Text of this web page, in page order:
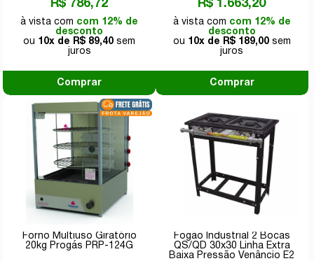
R$ 786,72
com 12% de
desconto
10x de
R$ 89,40
Comprar
R$ 1.663,20
com 12% de
desconto
10x de
R$ 189,00
Comprar
Forno Multiuso Giratório
20kg Progás PRP-124G
Fogão Industrial 2 Bocas
QS/QD 30x30 Linha Extra
Baixa Pressão Venâncio E2